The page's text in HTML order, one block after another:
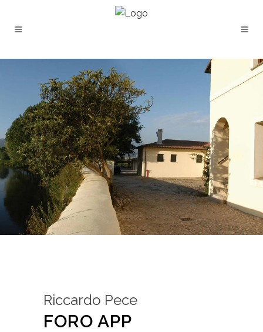
Riccardo Pece
FORO APP